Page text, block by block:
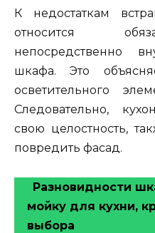
К недостаткам
относится
непосредственно
шкафа. Это
осветительного
Следовательно,
свою целостность,
повредить фасад.
Разновидности
мойку для кухни,
выбора